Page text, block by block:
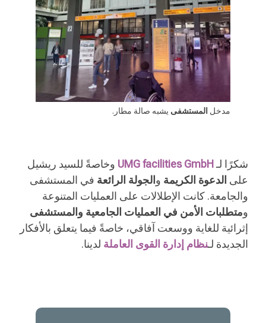
مدخل المستشفى يشبه صالة مطار.
شكرًا لـ
وخاصةً للسيد ريشيل
على الدعوة الكريمة والجولة الرائعة في المستشفى
والجامعة. كانت الإطلالات على العمليات المتنوعة
ومتطلبات الأمن في العمليات الجامعية والمستشفى
إثرائية للغاية ووسعت آفاقي، خاصةً فيما يتعلق بالأفكار
الجديدة لـنظام إدارة القوى العاملة لدينا.